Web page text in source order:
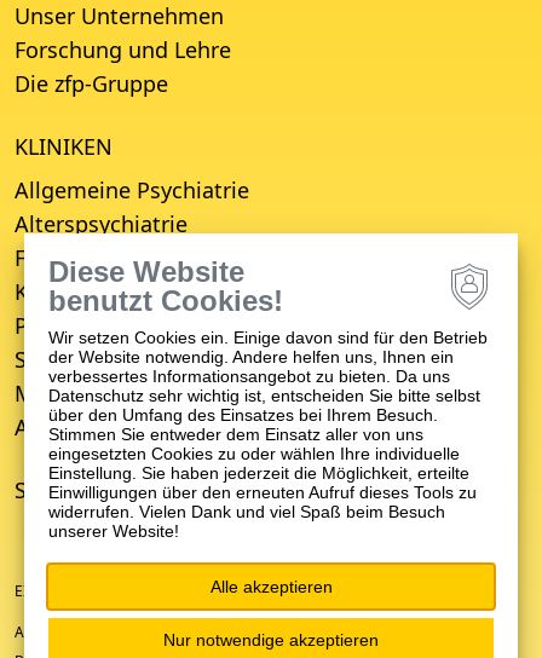
Unser Unternehmen
Forschung und Lehre
Die zfp-Gruppe
KLINIKEN
Allgemeine Psychiatrie
Alterspsychiatrie
Forensische Psychiatrie
Kinder- und Jugendpsychiatrie
Psychosomatische Medizin
Suchttherapie
Medizinisches Versorgungszentrum (MVZ)
Ambulanter Psychiatrischer Pflegedienst (APP)
STANDORTE
EIN UNTERNEHMEN DER ZFP-GRUPPE BADEN-WÜRTTEMBERG
ANFAHRT/KONTAKT
Diese Website
benutzt Cookies!
Wir setzen Cookies ein. Einige davon sind für den Betrieb
der Website notwendig. Andere helfen uns, Ihnen ein
verbessertes Informationsangebot zu bieten. Da uns
Datenschutz sehr wichtig ist, entscheiden Sie bitte selbst
über den Umfang des Einsatzes bei Ihrem Besuch.
Stimmen Sie entweder dem Einsatz aller von uns
eingesetzten Cookies zu oder wählen Ihre individuelle
Einstellung. Sie haben jederzeit die Möglichkeit, erteilte
Einwilligungen über den erneuten Aufruf dieses Tools zu
widerrufen. Vielen Dank und viel Spaß beim Besuch
unserer Website!
Alle akzeptieren
Nur notwendige akzeptieren